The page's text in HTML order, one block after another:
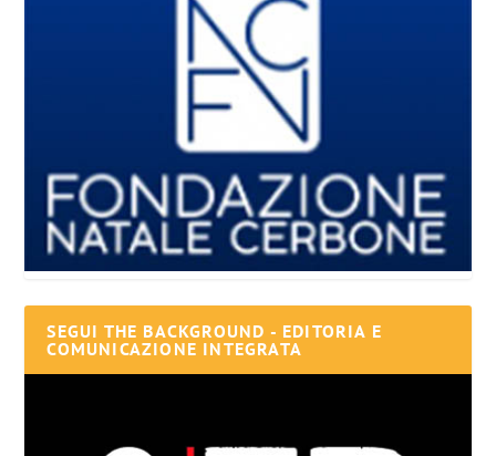
SEGUI THE BACKGROUND - EDITORIA E
COMUNICAZIONE INTEGRATA